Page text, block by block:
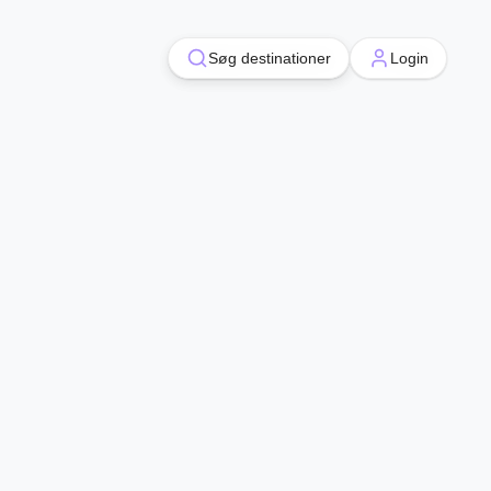
Søg destinationer Login
Søg destinationer Login